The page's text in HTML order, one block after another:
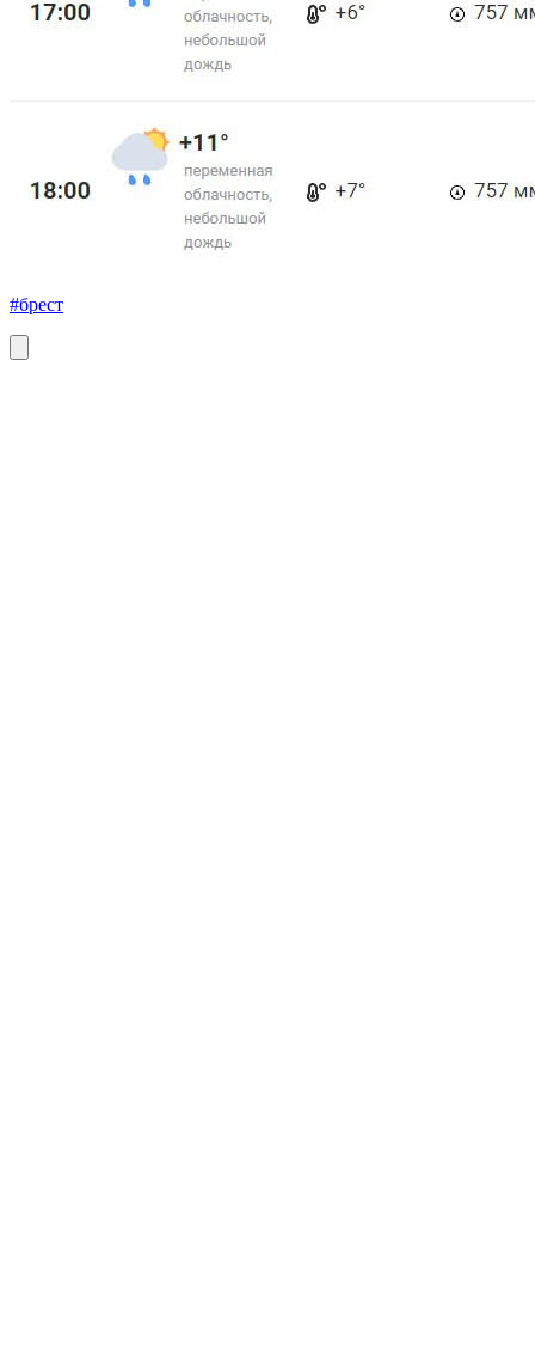
#брест